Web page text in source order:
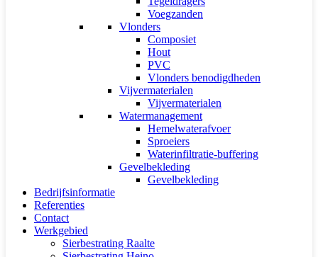
Voegzanden
Vlonders
Composiet
Hout
PVC
Vlonders benodigdheden
Vijvermaterialen
Vijvermaterialen
Watermanagement
Hemelwaterafvoer
Sproeiers
Waterinfiltratie-buffering
Gevelbekleding
Gevelbekleding
Bedrijfsinformatie
Referenties
Contact
Werkgebied
Sierbestrating Raalte